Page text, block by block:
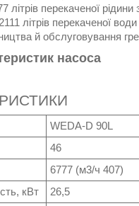
літрів перекаченої
літрів перекаченої
й обслуговування
насоса
WEDA-D 90L
46
6777 (м3/ч 407)
кВт
26,5